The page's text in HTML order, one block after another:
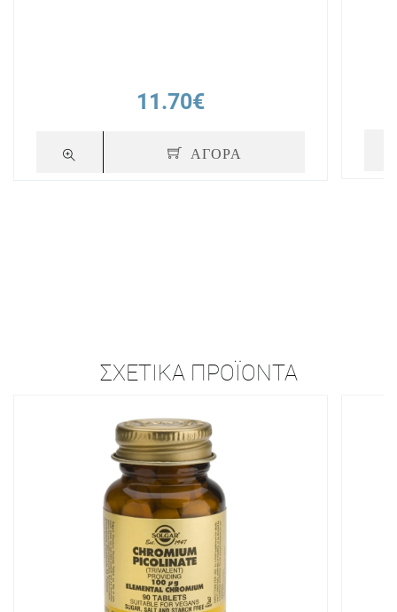
11.70€
ΑΓΟΡΑ
ΣΧΕΤΙΚΆ ΠΡΟΪΌΝΤΑ